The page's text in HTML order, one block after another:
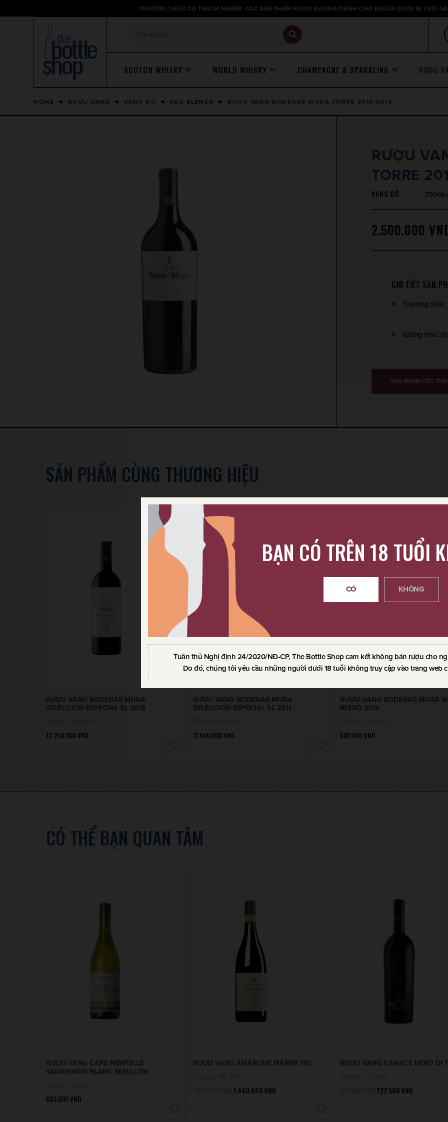
BẠN CÓ TRÊN 18 TUỔI
CÓ KHÔNG
Tuân thủ Nghị định 24/2020/NĐ-CP, The Bottle Shop cam kết không bán rượu cho
Do đó, chúng tôi yêu cầu những người dưới 18 tuổi không truy cập vào trang web
THƯỞNG THỨC CÓ TRÁCH NHIỆM. CÁC SẢN PHẨM RƯỢU KHÔNG DÀNH CHO NGƯỜI DƯỚI 18 TUỔI
SCOTCH WHISKY WORLD WHISKY CHAMPAGNE & SPARKLING RƯỢU
HOME RƯỢU VANG VANG ĐỎ RED BLENDS RƯỢU VANG BODEGAS MUGA TORRE 2015-2016
RƯỢU
TORRE
VANG ĐỎ 750ml
2.500.000
CHI TIẾT SẢN
Thương hiệu:
Giống nho:
SẢN PHẨM YÊU
SẢN PHẨM CÙNG THƯƠNG HIỆU
RƯỢU VANG BODEGAS MUGA
SELECCION ESPECIAL 5L 2015
12.250.000 VND
RƯỢU VANG BODEGAS MUGA
SELECCION ESPECIAL 5L 2011
11.500.000 VND
RƯỢU VANG BODEGAS MUGA
BLEND 2019
600.000 VND
CÓ THỂ BẠN QUAN TÂM
RƯỢU VANG CAPE MENTELLE
SAUVIGNON BLANC SEMILLON
693.000VND
RƯỢU VANG AMARONE MARNE 180
1.440.000 VND
RƯỢU VANG CANACE NERO DI
722.500 VND
báo